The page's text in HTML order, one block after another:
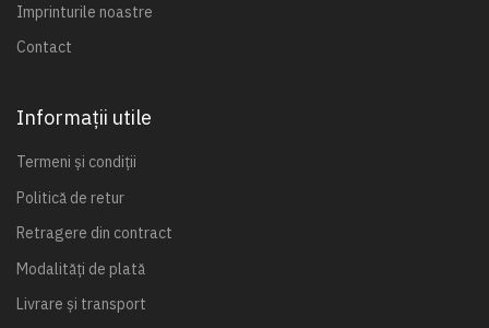
Imprinturile noastre
Contact
Informații utile
Termeni și condiții
Politică de retur
Retragere din contract
Modalități de plată
Livrare și transport